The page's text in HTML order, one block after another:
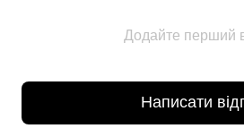
Додайте перший
Написати